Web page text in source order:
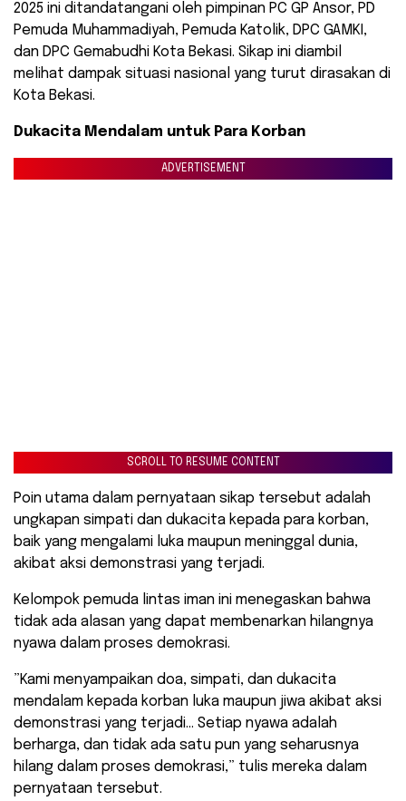
2025 ini ditandatangani oleh pimpinan PC GP Ansor, PD
Pemuda Muhammadiyah, Pemuda Katolik, DPC GAMKI,
dan DPC Gemabudhi Kota Bekasi. Sikap ini diambil
melihat dampak situasi nasional yang turut dirasakan di
Kota Bekasi.
Dukacita Mendalam untuk Para Korban
ADVERTISEMENT
SCROLL TO RESUME CONTENT
Poin utama dalam pernyataan sikap tersebut adalah
ungkapan simpati dan dukacita kepada para korban,
baik yang mengalami luka maupun meninggal dunia,
akibat aksi demonstrasi yang terjadi.
Kelompok pemuda lintas iman ini menegaskan bahwa
tidak ada alasan yang dapat membenarkan hilangnya
nyawa dalam proses demokrasi.
​”Kami menyampaikan doa, simpati, dan dukacita
mendalam kepada korban luka maupun jiwa akibat aksi
demonstrasi yang terjadi… Setiap nyawa adalah
berharga, dan tidak ada satu pun yang seharusnya
hilang dalam proses demokrasi,” tulis mereka dalam
pernyataan tersebut.